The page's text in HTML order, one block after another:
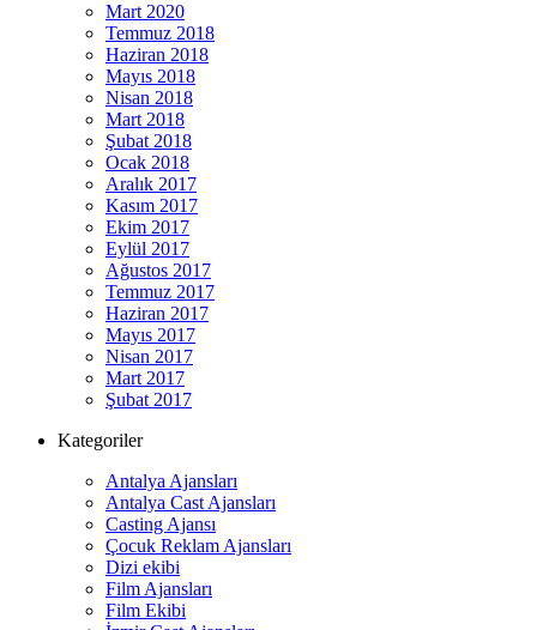
Mart 2020
Temmuz 2018
Haziran 2018
Mayıs 2018
Nisan 2018
Mart 2018
Şubat 2018
Ocak 2018
Aralık 2017
Kasım 2017
Ekim 2017
Eylül 2017
Ağustos 2017
Temmuz 2017
Haziran 2017
Mayıs 2017
Nisan 2017
Mart 2017
Şubat 2017
Kategoriler
Antalya Ajansları
Antalya Cast Ajansları
Casting Ajansı
Çocuk Reklam Ajansları
Dizi ekibi
Film Ajansları
Film Ekibi